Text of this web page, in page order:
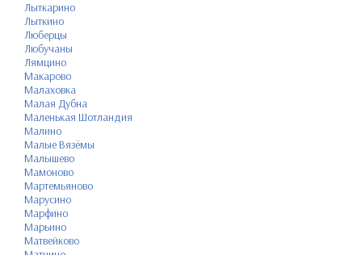
Лыткарино
Лыткино
Люберцы
Любучаны
Лямцино
Макарово
Малаховка
Малая Дубна
Маленькая Шотландия
Малино
Малые Вязёмы
Малышево
Мамоново
Мартемьяново
Марусино
Марфино
Марьино
Матвейково